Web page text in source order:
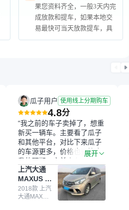
果您资料齐全，一般3天内完
成放款和提车，如果本地交
易最快可当天放款提车，具
体放款速度取决于您办理过
瓜子用户 使用线上分期购车
4.8分
“我之前的车子卖掉了，想重
新买一辆车。主要看了瓜子
和其他平台，对比下来瓜子
的车源更多，价格也更符合
我的预期。之前卖车来过瓜
子，虽然价格没谈成，但
APP一直留着。瓜子毕竟是
大平台，整体印象还好。我
最终买了一台上汽大通，18
展开
上汽大通
MAXUS 大
通G10
2018款 上汽
大通MAXUS